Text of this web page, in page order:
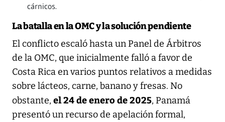
cárnicos.
La batalla en la OMC y la solución pendiente
El conflicto escaló hasta un Panel de Árbitros
de la OMC, que inicialmente falló a favor de
Costa Rica en varios puntos relativos a medidas
sobre lácteos, carne, banano y fresas. No
obstante, el 24 de enero de 2025, Panamá
presentó un recurso de apelación formal,